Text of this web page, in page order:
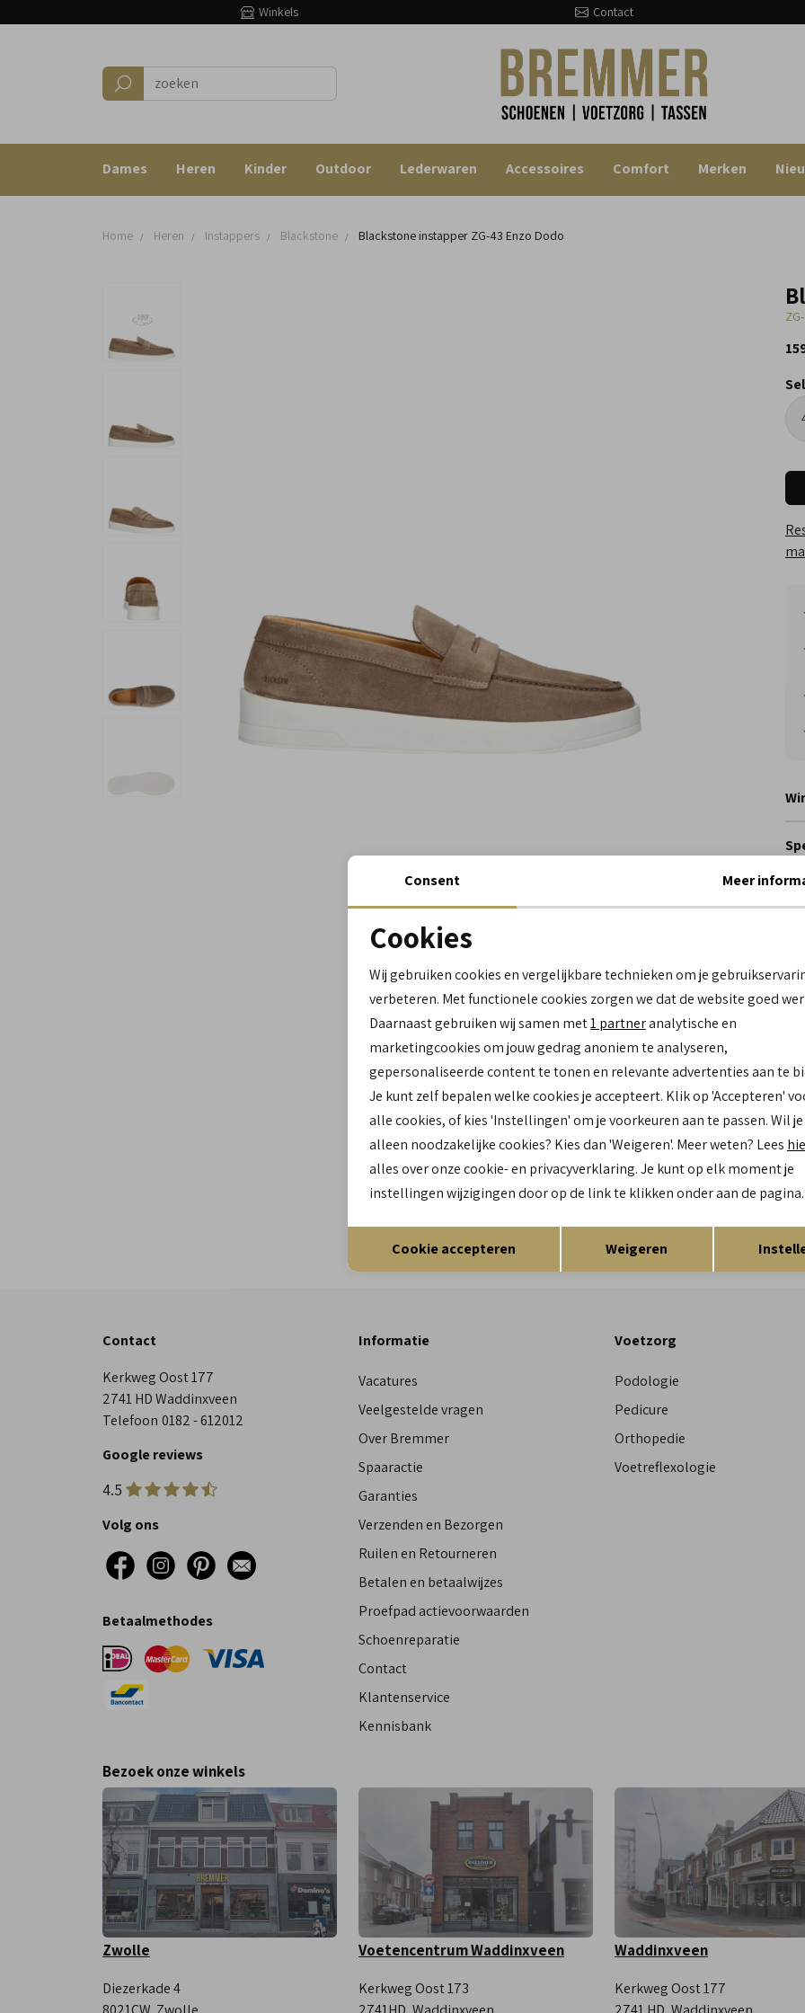
Winkels Contact
Dames Heren Kinder Outdoor Lederwaren Accessoires Comfort Merken
Home Heren Instappers Blackstone Blackstone instapper ZG-43 Enzo Dodo
Contact
Kerkweg Oost 177
2741 HD Waddinxveen
Telefoon 0182 - 612012
Google reviews
4.5
Volg ons
Betaalmethodes
Informatie
Vacatures
Veelgestelde vragen
Over Bremmer
Spaaractie
Garanties
Verzenden en Bezorgen
Ruilen en Retourneren
Betalen en betaalwijzes
Proefpad actievoorwaarden
Schoenreparatie
Contact
Klantenservice
Kennisbank
Voetzorg
Podologie
Pedicure
Orthopedie
Voetreflexologie
Bezoek onze winkels
Zwolle
Diezerkade 4
Voetencentrum Waddinxveen
Kerkweg Oost 173
Waddinxveen
Kerkweg Oost 177
Noodzakelijke cookies
Analytische cookies Marketing cookies
Terug Opslaan
Consent Meer
Cookies
Wij gebruiken cookies en vergelijkbare technieken om je
verbeteren. Met functionele cookies zorgen we dat de website goed
Daarnaast gebruiken wij samen met1 partneranalytische en
marketingcookies om jouw gedrag anoniem te analyseren,
gepersonaliseerde content te tonen en relevante advertenties aan te
Je kunt zelf bepalen welke cookies je accepteert. Klik op 'Accepteren'
alle cookies, of kies 'Instellingen' om je voorkeuren aan te passen. Wil je
alleen noodzakelijke cookies? Kies dan 'Weigeren'. Meer weten? Lees
alles over onze cookie- en privacyverklaring. Je kunt op elk moment je
instellingen wijzigingen door op de link te klikken onder aan de pagina.
Cookie accepteren Weigeren